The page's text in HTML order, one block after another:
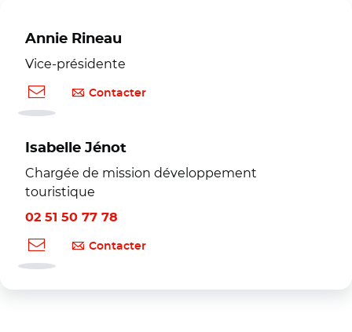
Annie Rineau
Vice-présidente
Contacter
Isabelle Jénot
Chargée de mission développement
touristique
02 51 50 77 78
Contacter